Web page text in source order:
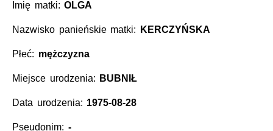
Imię matki:OLGA
Nazwisko panieńskie matki: KERCZYŃSKA
Płeć: mężczyzna
Miejsce urodzenia: BUBNIŁ
Data urodzenia: 1975-08-28
Pseudonim: -